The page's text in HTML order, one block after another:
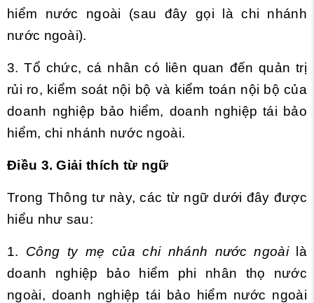
hiểm nước ngoài (sau đây gọi là chi nhánh
nước ngoài).
3. Tổ chức, cá nhân có liên quan đến quản trị
rủi ro, kiểm soát nội bộ và kiểm toán nội bộ của
doanh nghiệp bảo hiểm, doanh nghiệp tái bảo
hiểm, chi nhánh nước ngoài.
Điều 3. Giải thích từ ngữ
Trong Thông tư này, các từ ngữ dưới đây được
hiểu như sau:
1. Công ty mẹ của chi nhánh nước ngoàilà
doanh nghiệp bảo hiểm phi nhân thọ nước
ngoài, doanh nghiệp tái bảo hiểm nước ngoài